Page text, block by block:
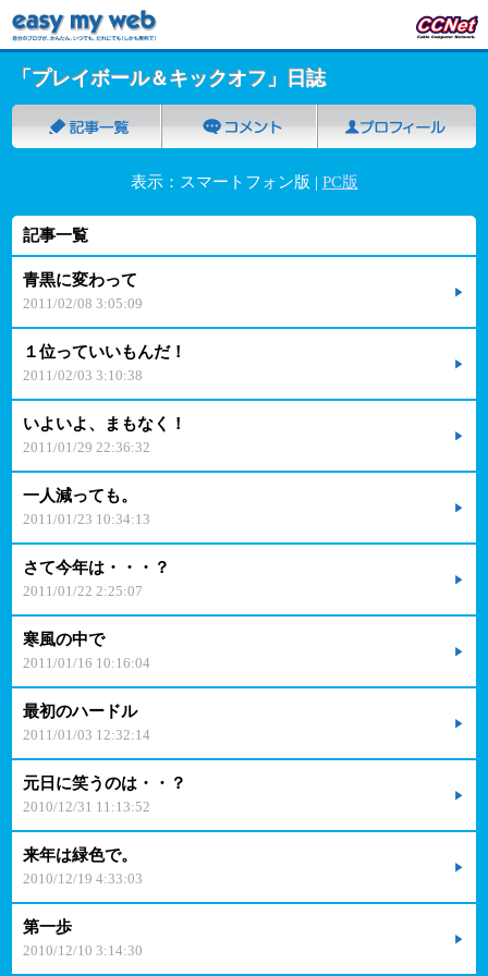
「プレイボール＆キックオフ」日誌
表示：スマートフォン版 | PC版
記事一覧
青黒に変わって
2011/02/08 3:05:09
１位っていいもんだ！
2011/02/03 3:10:38
いよいよ、まもなく！
2011/01/29 22:36:32
一人減っても。
2011/01/23 10:34:13
さて今年は・・・？
2011/01/22 2:25:07
寒風の中で
2011/01/16 10:16:04
最初のハードル
2011/01/03 12:32:14
元日に笑うのは・・？
2010/12/31 11:13:52
来年は緑色で。
2010/12/19 4:33:03
第一歩
2010/12/10 3:14:30